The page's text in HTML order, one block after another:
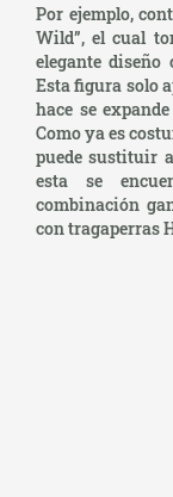
Por ejemplo,
Wild”, el cual
elegante diseño
Esta figura solo
hace se
Como ya es
puede sustituir
esta se
combinación
con tragaperras